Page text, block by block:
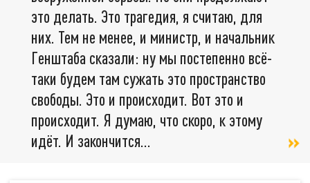
это делать. Это трагедия, я считаю, для
них. Тем не менее, и министр, и начальник
Генштаба сказали: ну мы постепенно всё-
таки будем там сужать это пространство
свободы. Это и происходит. Вот это и
происходит. Я думаю, что скоро, к этому
идёт. И закончится...